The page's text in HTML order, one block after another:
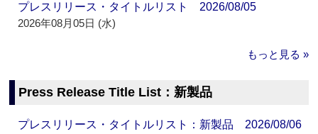
プレスリリース・タイトルリスト 2026/08/05
2026年08月05日 (水)
もっと見る »
Press Release Title List：新製品
プレスリリース・タイトルリスト：新製品 2026/08/06